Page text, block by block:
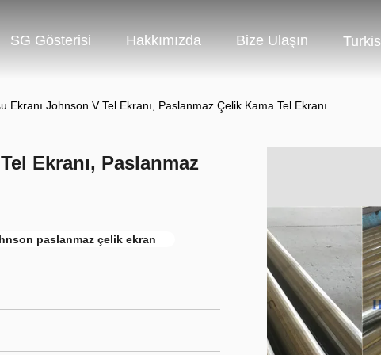
SG Gösterisi Hakkımızda Bize Ulaşın
Ekranı Johnson V Tel Ekranı, Paslanmaz Çelik Kama Tel Ekranı
Ekranı, Paslanmaz
paslanmaz çelik ekran